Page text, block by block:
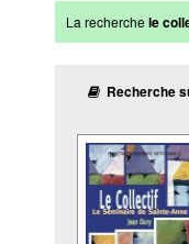
La recherchele
Recherche